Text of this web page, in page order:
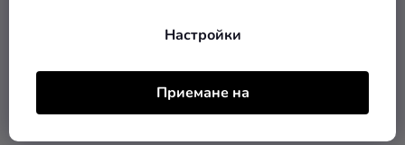
Настройки
Приемане на